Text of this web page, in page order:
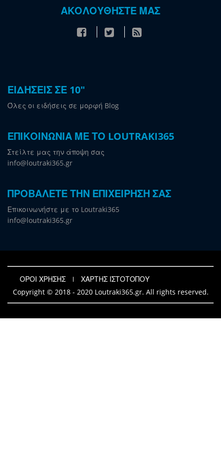
ΑΚΟΛΟΥΘΗΣΤΕ ΜΑΣ
ΕΙΔΗΣΕΙΣ ΣΕ 10"
Όλες οι ειδήσεις σε μορφή Blog
ΕΠΙΚΟΙΝΩΝΙΑ ΜΕ ΤΟ LOUTRAKI365
Στείλτε μας την άποψη σας
info@loutraki365.gr
ΠΡΟΒΑΛΕΤΕ ΤΗΝ ΕΠΙΧΕΙΡΗΣΗ ΣΑΣ
Επικοινωνήστε με το Loutraki365
info@loutraki365.gr
ΟΡΟΙ ΧΡΗΣΗΣ
ΧΑΡΤΗΣ ΙΣΤΟΤΟΠΟΥ
Copyright © 2018 - 2020 Loutraki365.gr. All rights reserved.